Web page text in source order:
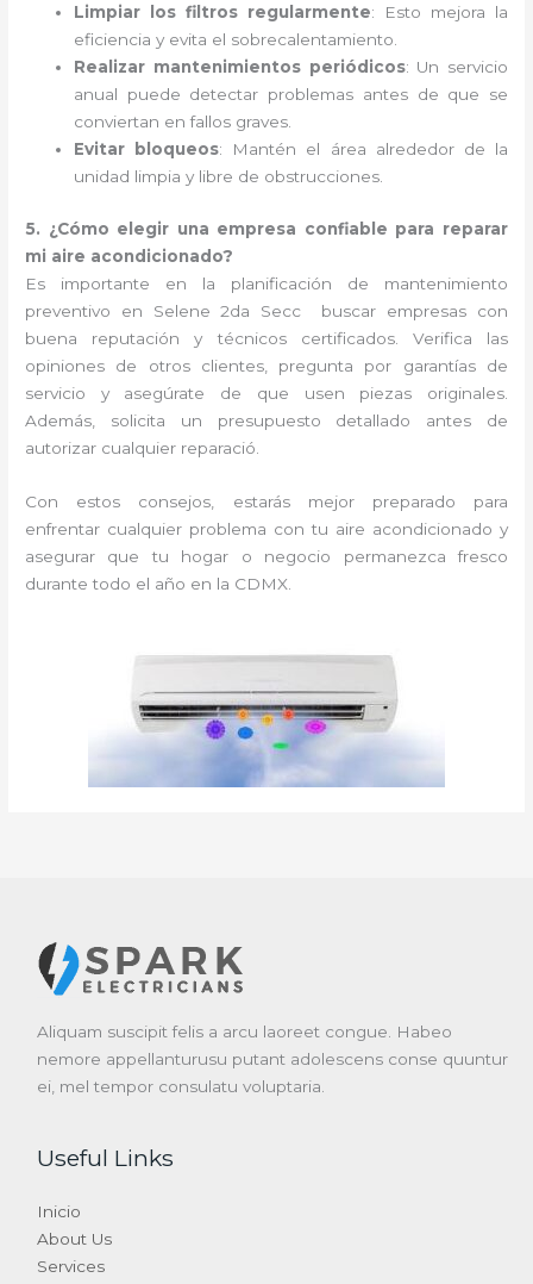
Limpiar los filtros regularmente: Esto mejora la
eficiencia y evita el sobrecalentamiento.
Realizar mantenimientos periódicos: Un servicio
anual puede detectar problemas antes de que se
conviertan en fallos graves.
Evitar bloqueos: Mantén el área alrededor de la
unidad limpia y libre de obstrucciones.
5. ¿Cómo elegir una empresa confiable para reparar
mi aire acondicionado?
Es importante en la planificación de mantenimiento
preventivo en Selene 2da Secc buscar empresas con
buena reputación y técnicos certificados. Verifica las
opiniones de otros clientes, pregunta por garantías de
servicio y asegúrate de que usen piezas originales.
Además, solicita un presupuesto detallado antes de
autorizar cualquier reparació.
Con estos consejos, estarás mejor preparado para
enfrentar cualquier problema con tu aire acondicionado y
asegurar que tu hogar o negocio permanezca fresco
durante todo el año en la CDMX.
Aliquam suscipit felis a arcu laoreet congue. Habeo
nemore appellanturusu putant adolescens conse quuntur
ei, mel tempor consulatu voluptaria.
Useful Links
Inicio
About Us
Services